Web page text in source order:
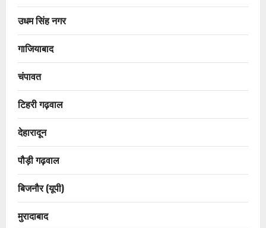
उधम सिंह नगर
गाजियाबाद
चंपावत
टिहरी गढ़वाल
देहारादून
पौड़ी गढ़वाल
बिजनौर (यूपी)
मुरादाबाद